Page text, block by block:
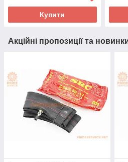
Купити
Акційні пропозиції та